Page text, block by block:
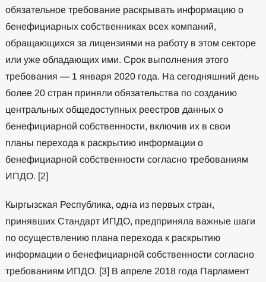
обязательное требование раскрывать информацию о
бенефициарных собственниках всех компаний,
обращающихся за лицензиями на работу в этом секторе
или уже обладающих ими. Срок выполнения этого
требования — 1 января 2020 года. На сегодняшний день
более 20 стран приняли обязательства по созданию
центральных общедоступных реестров данных о
бенефициарной собственности, включив их в свои
планы перехода к раскрытию информации о
бенефициарной собственности согласно требованиям
ИПДО. [2]
Кыргызская Республика, одна из первых стран,
принявших Стандарт ИПДО, предприняла важные шаги
по осуществлению плана перехода к раскрытию
информации о бенефициарной собственности согласно
требованиям ИПДО. [3] В апреле 2018 года Парламент